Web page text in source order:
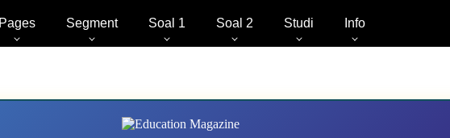
Pages Segment Soal 1 Soal 2 Studi Info